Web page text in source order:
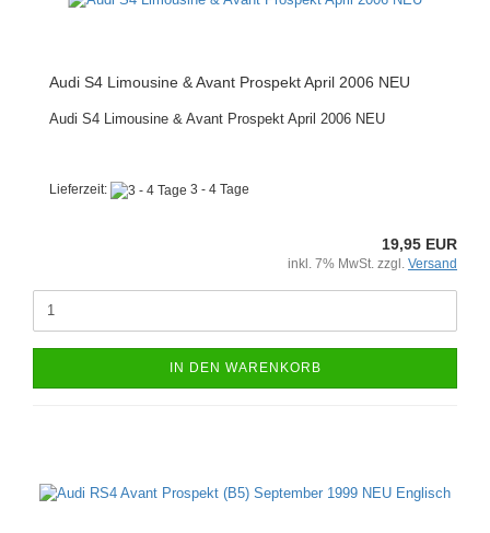
Audi S4 Limousine & Avant Prospekt April 2006 NEU
Audi S4 Limousine & Avant Prospekt April 2006 NEU
Lieferzeit: 3 - 4 Tage
19,95 EUR
inkl. 7% MwSt. zzgl. Versand
IN DEN WARENKORB